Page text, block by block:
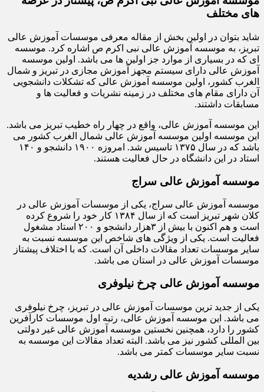
های مختلف
شاید بتوان در اولین بخش از مقاله معرفی موسسات آموزش عالی
تبریز، به موسسه آموزش عالی نبی اکرم ص اشاره کرد. موسسه
ای که در بسیاری از موارد جز اولین ها می باشد. اولین موسسه
آموزش عالی دارای سیستم مجهز آموزش مجازی در تبریز و شمال
الغرب کشور، اولین موسسه آموزش عالی که تشکلات دانشجویی
آن دارای مقام های مختلف در زمینه نشریات و فعالیت ها و
مسابقات داشتند.
این موسسه آموزش عالی، واقع در چهار راه خطیب تبریز می باشد.
این موسسه اولین موسسه آموزش عالی شمال الغرب کشور می
باشد که در سال ۱۳۷۵ تاسیس شد. امروزه ۱۹۰۰ دانشجو و ۱۴۰
استاد در این دانشگاه در حال فعالیت هستند.
موسسه آموزش عالی سراج
موسسه آموزش عالی سراج، یکی از موسسات آموزش عالی در
کلان شهر تبریز است که از سال ۱۳۸۴ کار خود را شروع کرده
است و هم اکنون با بیش از ۳هزار دانشجو و ۲۰۰ استاد مشغول
فعالیت است. یکی از ویژگی های شاخص این موسسه نسبت به
سایر موسسات تعداد مقالات داخلی آن است. که با اختلاف پیشتاز
موسسات آموزش عالی در استان می باشد.
موسسه آموزش عالی چرخ نیلوفری
یکی از جدید ترین موسسات آموزش عالی در تبریز، چرخ نیلوفری
می باشد. این موسسه آموزش عالی، رتبه اول موسسات کارآفرین
کشور را دارد، همچنین نخستین موسسه آموزش عالی غیر دولتی
بین المللی کشور نیز می باشد. البته تعداد مقالات این موسسه به
نسبت سایر موسسات کمتر می باشد.
موسسه آموزش عالی رشدیه